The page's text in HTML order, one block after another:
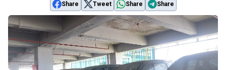
Share Tweet Share Share